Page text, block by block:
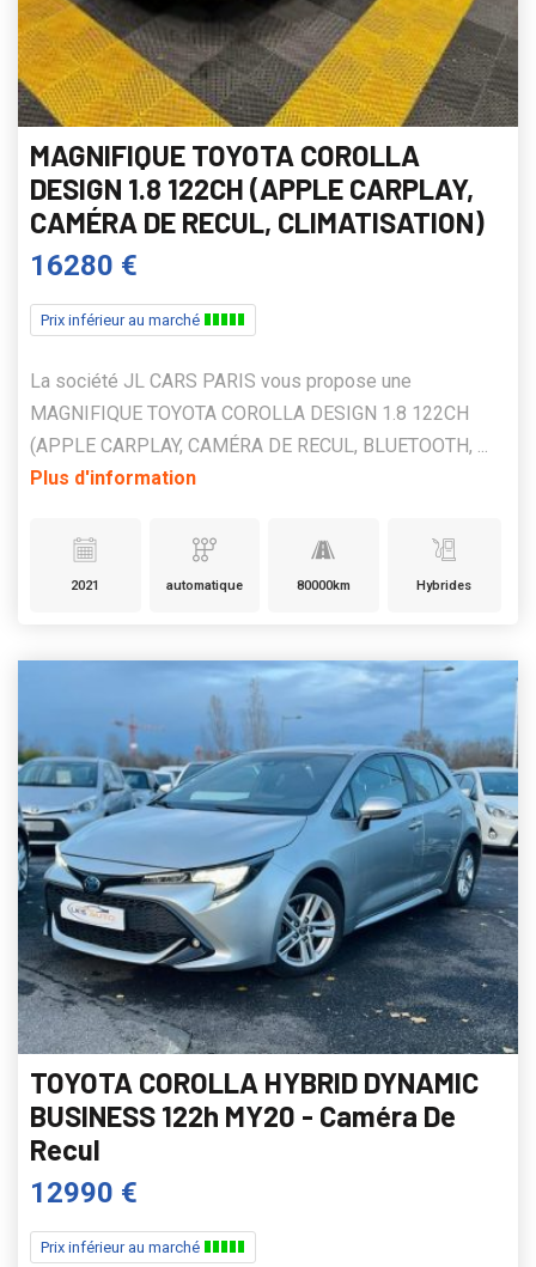
MAGNIFIQUE TOYOTA COROLLA
DESIGN 1.8 122CH (APPLE CARPLAY,
CAMÉRA DE RECUL, CLIMATISATION)
16280 €
Prix inférieur au marché
La société JL CARS PARIS vous propose une
MAGNIFIQUE TOYOTA COROLLA DESIGN 1.8 122CH
(APPLE CARPLAY, CAMÉRA DE RECUL, BLUETOOTH, ...
Plus d'information
2021 automatique 80000km Hybrides
TOYOTA COROLLA HYBRID DYNAMIC
BUSINESS 122h MY20 - Caméra De
Recul
12990 €
Prix inférieur au marché